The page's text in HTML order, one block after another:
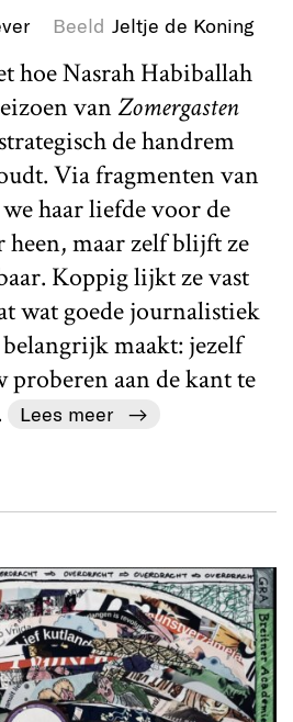
Beeld Jeltje de Koning
hoe Nasrah Habiballah
vanZomergasten
de handrem
Via fragmenten van
haar liefde voor de
heen, maar zelf blijft ze
Koppig lijkt ze vast
wat goede journalistiek
maakt: jezelf
proberen aan de kant te
Lees meer